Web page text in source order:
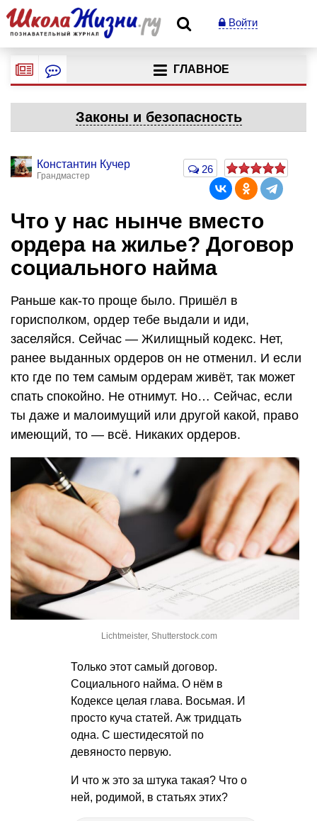
Войти
ГЛАВНОЕ
Законы и безопасность
Константин Кучер
Грандмастер
26
Что у нас нынче вместо
ордера на жилье? Договор
социального найма
Раньше как-то проще было. Пришёл в
горисполком, ордер тебе выдали и иди,
заселяйся. Сейчас — Жилищный кодекс. Нет,
ранее выданных ордеров он не отменил. И если
кто где по тем самым ордерам живёт, так может
спать спокойно. Не отнимут. Но… Сейчас, если
ты даже и малоимущий или другой какой, право
имеющий, то — всё. Никаких ордеров.
Lichtmeister, Shutterstock.com
Только этот самый договор.
Социального найма. О нём в
Кодексе целая глава. Восьмая. И
просто куча статей. Аж тридцать
одна. С шестидесятой по
девяносто первую.
И что ж это за штука такая? Что о
ней, родимой, в статьях этих?